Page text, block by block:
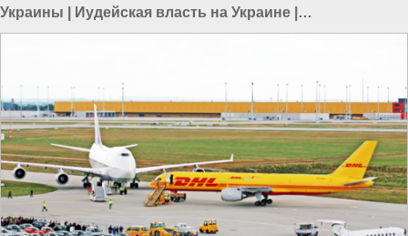
Украины
Иудейская власть на Украине
Жидобандеровцы|Политика в Украине|Евреи в